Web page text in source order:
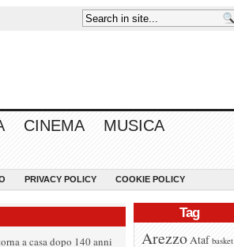
CINEMA
MUSICA
PRIVACY POLICY COOKIE POLICY
a casa dopo 140 anni
Tag
ArezzoAtaf basket